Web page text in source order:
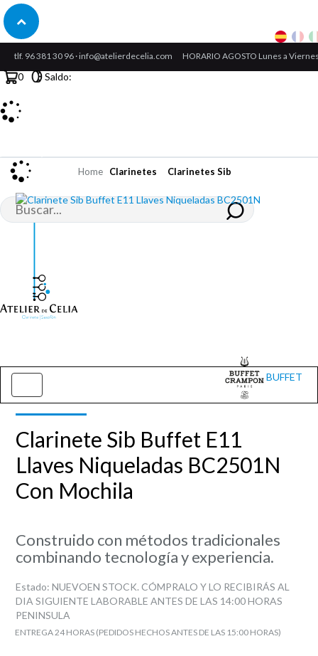
tlf. 96 381 30 96 ·info@atelierdecelia.com HORARIO AGOSTO Lunes a
0 Saldo:
Usuarios registrados
navigation
Home Clarinetes Clarinetes Sib
BUFFET
Clarinete Sib Buffet E11
Llaves Niqueladas BC2501N
Con Mochila
Construido con métodos tradicionales
combinando tecnología y experiencia.
Estado:NUEVOEN STOCK. CÓMPRALO Y LO RECIBIRÁS AL
DIA SIGUIENTE LABORABLE ANTES DE LAS 14:00 HORAS
PENINSULA
ENTREGA 24 HORAS (PEDIDOS HECHOS ANTES DE LAS 15:00 HORAS)